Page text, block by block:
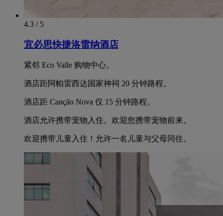
4.3 / 5
宜必思快捷洛雷纳酒店
紧邻 Eco Valle 购物中心。
酒店距阿帕雷西达国家神祠 20 分钟路程。
酒店距 Canção Nova 仅 15 分钟路程。
酒店允许携带宠物入住。欢迎您携带宠物前来。
欢迎携带儿童入住！允许一名儿童与父母同住。